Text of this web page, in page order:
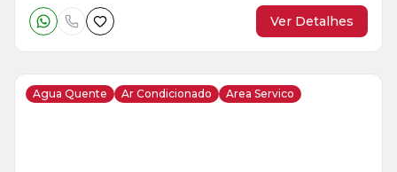
Ver Detalhes
Agua Quente Ar Condicionado Area Servico